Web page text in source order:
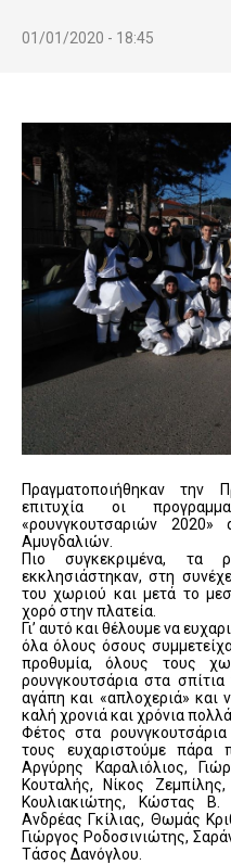
01/01/2020 - 18:45
Πραγματοποιήθηκαν την
επιτυχία οι
«ρουνγκουτσαριών 2020»
Αμυγδαλιών.
Πιο συγκεκριμένα, τα
εκκλησιάστηκαν, στη
του χωριού και μετά το
χορό στην πλατεία.
Γι’ αυτό και θέλουμε να
όλα όλους όσους
προθυμία, όλους τους
ρουνγκουτσάρια στα
αγάπη και «απλοχεριά» και
καλή χρονιά και χρόνια πολλά
Φέτος στα
τους ευχαριστούμε πάρα
Αργύρης Καραλιόλιος,
Κουταλής, Νίκος
Κουλιακιώτης, Κώστας Β.
Ανδρέας Γκίλιας, Θωμάς
Γιώργος Ροδοσινιώτης,
Τάσος Δανόγλου.